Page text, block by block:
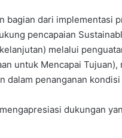
bagian dari implementasi
pencapaian
melalui
untuk Mencapai
dalam penanganan
dukungan